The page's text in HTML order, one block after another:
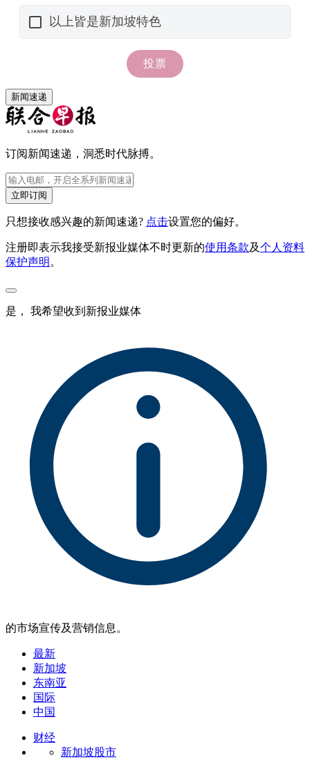
新闻速递
订阅新闻速递，洞悉时代脉搏。
立即订阅
只想接收感兴趣的新闻速递? 点击设置您的偏好。
注册即表示我接受新报业媒体不时更新的使用条款及个人资料
保护声明。
是， 我希望收到新报业媒体
的市场宣传及营销信息。
最新
新加坡
东南亚
国际
中国
财经
新加坡股市